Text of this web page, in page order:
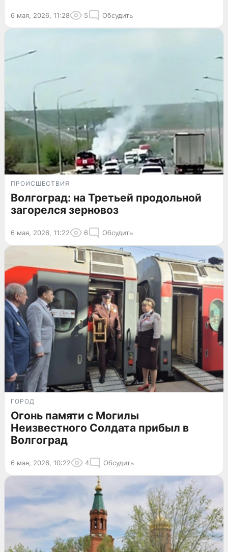
6 мая, 2026, 11:28 5 Обсудить
ПРОИСШЕСТВИЯ
Волгоград: на Третьей продольной
загорелся зерновоз
6 мая, 2026, 11:22 6 Обсудить
ГОРОД
Огонь памяти с Могилы
Неизвестного Солдата прибыл в
Волгоград
6 мая, 2026, 10:22 4 Обсудить